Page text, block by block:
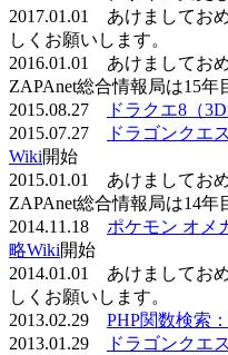
2017.01.01 あけましてお
しくお願いします。
2016.01.01 あけましてお
ZAPAnet総合情報局は15年
2015.08.27
ドラクエ8（
2015.07.27
ドラゴンクエ
Wiki開始
2015.01.01 あけましてお
ZAPAnet総合情報局は14年
2014.11.18 ポケモン オメ
略Wiki開始
2014.01.01 あけましてお
しくお願いします。
2013.02.29 PHP関数検索
2013.01.29
ドラゴンクエ